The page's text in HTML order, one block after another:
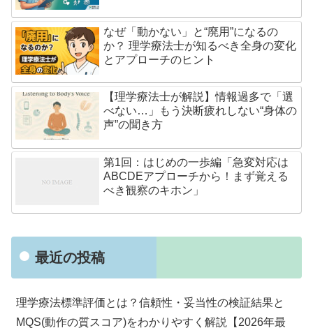
なぜ「動かない」と“廃用”になるの
か？ 理学療法士が知るべき全身の変化
とアプローチのヒント
【理学療法士が解説】情報過多で「選
べない…」もう決断疲れしない“身体の
声”の聞き方
第1回：はじめの一歩編「急変対応は
ABCDEアプローチから！まず覚える
べき観察のキホン」
最近の投稿
理学療法標準評価とは？信頼性・妥当性の検証結果と
MQS(動作の質スコア)をわかりやすく解説【2026年最